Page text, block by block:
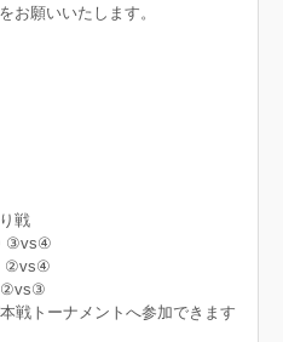
をお願いいたします。
戦
③vs④
戦トーナメントへ参加できます